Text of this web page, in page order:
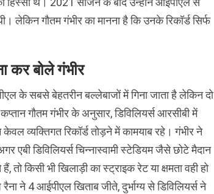
लेकिन गौतम गंभीर का मानना है कि उनके रिकॉर्ड सिर्फ
कर बोले गंभीर
के सबसे बेहतरीन बल्लेबाजों में गिना जाता है लेकिन दो
गौतम गंभीर के अनुसार, डिविलियर्स आरसीबी में
व्यक्तिगत रिकॉर्ड तोड़ने में कामयाब रहे। गंभीर ने
एबी डिविलियर्स चिन्नास्वामी स्टेडियम जैसे छोटे मैदान
किसी भी खिलाड़ी का स्ट्राइक रेट या क्षमता वही हो
ने 4 आईपीएल खिताब जीते, दुर्भाग्य से डिविलियर्स ने